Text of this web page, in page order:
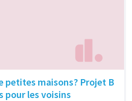
petites maisons? Projet B
pour les voisins